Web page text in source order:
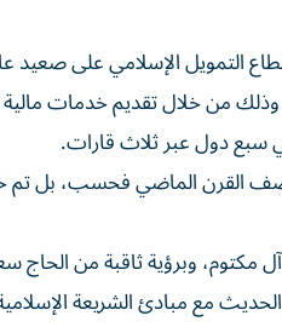
التمويل الإسلامي على صعيد
الأخلاقية، وذلك من خلال تقديم خدمات
نصف القرن الماضي فحسب، بل تم
وبرؤية ثاقبة من الحاج
مع مبادئ الشريعة